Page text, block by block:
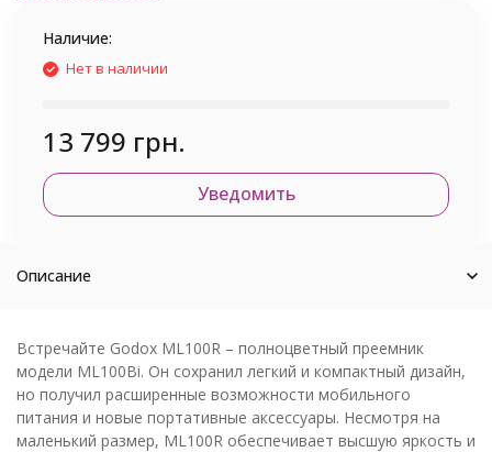
Наличие:
Нет в наличии
13 799 грн.
Уведомить
Описание
Встречайте Godox ML100R – полноцветный преемник
модели ML100Bi. Он сохранил легкий и компактный дизайн,
но получил расширенные возможности мобильного
питания и новые портативные аксессуары. Несмотря на
маленький размер, ML100R обеспечивает высшую яркость и